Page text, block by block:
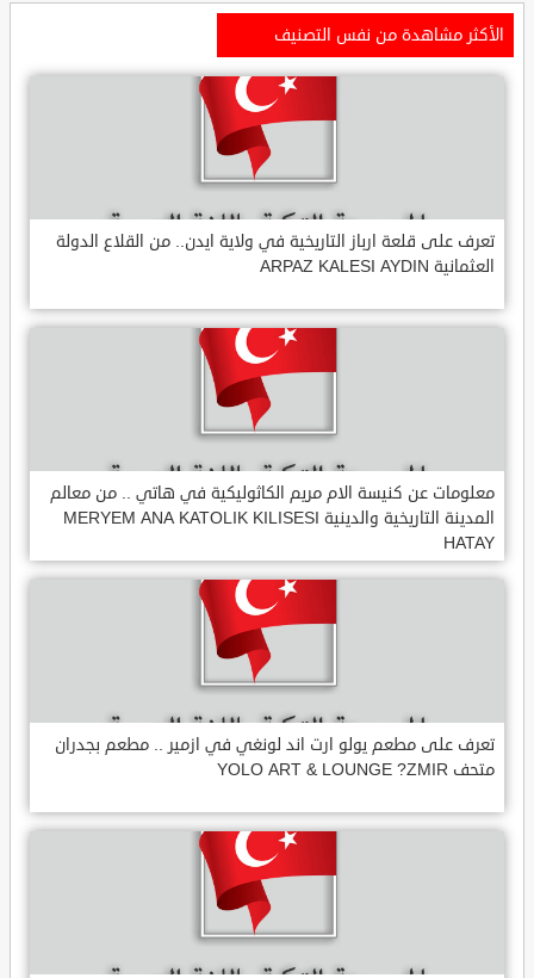
الأكثر مشاهدة من نفس التصنيف
تعرف على قلعة ارباز التاريخية في ولاية ايدن.. من القلاع الدولة
العثمانية ARPAZ KALESI AYDIN
معلومات عن كنيسة الام مريم الكاثوليكية في هاتي .. من معالم
المدينة التاريخية والدينية MERYEM ANA KATOLIK KILISESI
HATAY
تعرف على مطعم يولو ارت اند لونغي في ازمير .. مطعم بجدران
متحف YOLO ART & LOUNGE ?ZMIR